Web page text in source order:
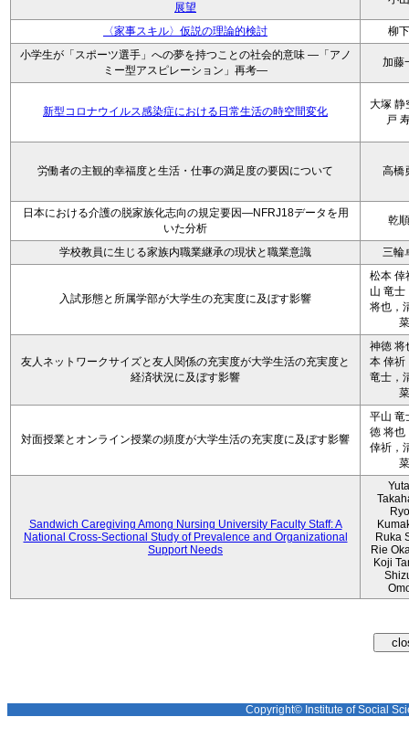
展望
〈家事スキル〉仮説の理論的検討
柳
小学生が「スポーツ選手」への夢を持つことの社会的意味 ―「アノ
ミー型アスピレーション」再考―
加藤
新型コロナウイルス感染症における日常生活の時空間変化
大塚 静
戸
労働者の主観的幸福度と生活・仕事の満足度の要因について 高橋
日本における介護の脱家族化志向の規定要因―NFRJ18データを用
いた分析
乾
学校教員に生じる家族内職業継承の現状と職業意識 三輪
入試形態と所属学部が大学生の充実度に及ぼす影響
松本 倖
山 竜士
将也，
菜
友人ネットワークサイズと友人関係の充実度が大学生活の充実度と
経済状況に及ぼす影響
神徳 将
本 倖祈
竜士，
菜
対面授業とオンライン授業の頻度が大学生活の充実度に及ぼす影響
平山 竜
徳 将也
倖祈，
菜
Sandwich Caregiving Among Nursing University Faculty Staff: A
National Cross-Sectional Study of Prevalence and Organizational
Support Needs
Ruka
Rie
Koji
Copyright© Institute of Social